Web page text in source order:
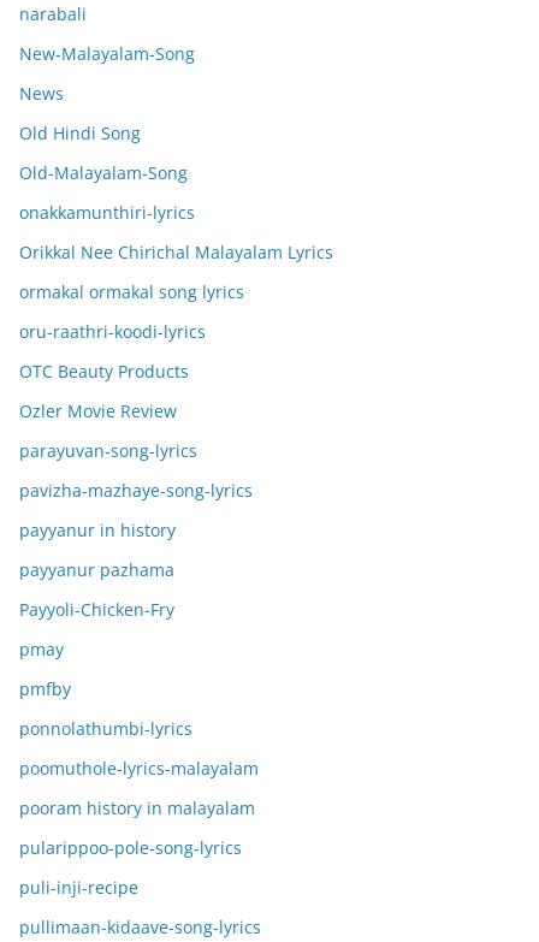
narabali
New-Malayalam-Song
News
Old Hindi Song
Old-Malayalam-Song
onakkamunthiri-lyrics
Orikkal Nee Chirichal Malayalam Lyrics
ormakal ormakal song lyrics
oru-raathri-koodi-lyrics
OTC Beauty Products
Ozler Movie Review
parayuvan-song-lyrics
pavizha-mazhaye-song-lyrics
payyanur in history
payyanur pazhama
Payyoli-Chicken-Fry
pmay
pmfby
ponnolathumbi-lyrics
poomuthole-lyrics-malayalam
pooram history in malayalam
pularippoo-pole-song-lyrics
puli-inji-recipe
pullimaan-kidaave-song-lyrics